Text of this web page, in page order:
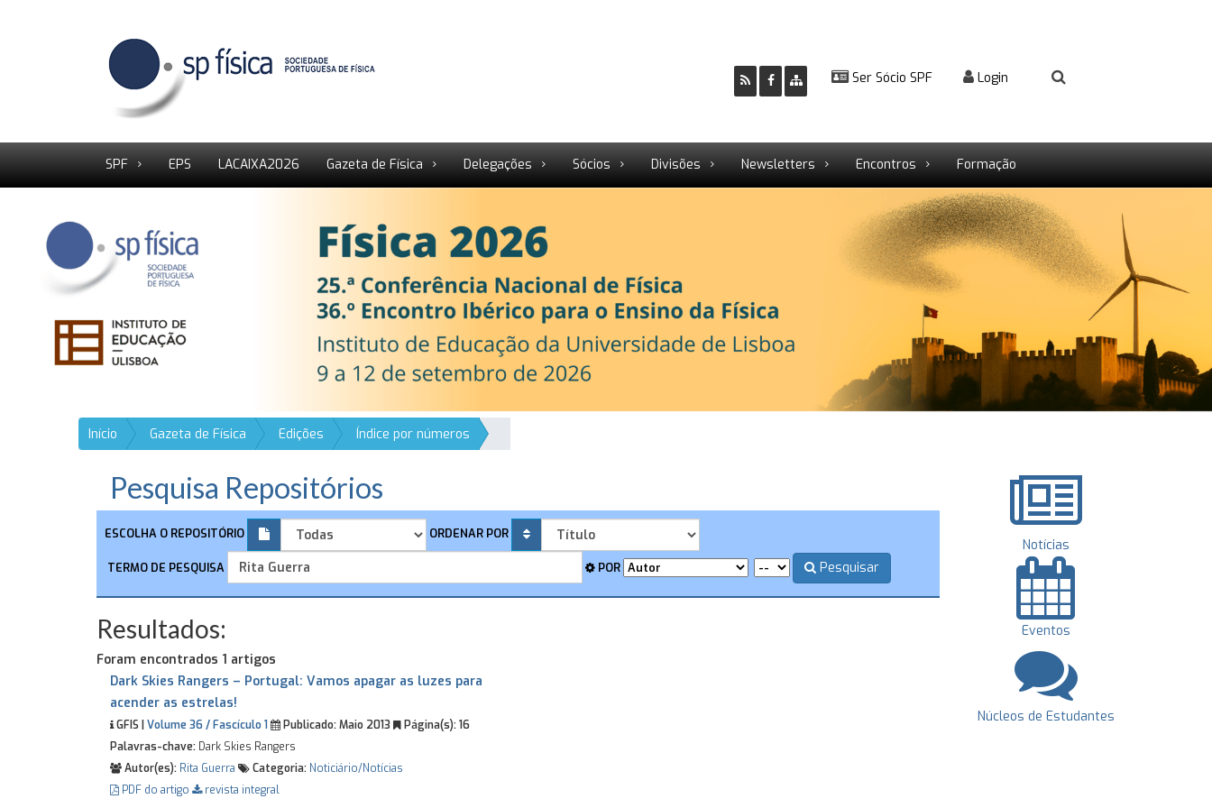
Ser Sócio SPF Login
SPF EPS LACAIXA2026 Gazeta de Física Delegações Sócios Divisões Newsletters Encontros Formação
Início Gazeta de Física Edições Índice por números
Pesquisa Repositórios
ESCOLHA O REPOSITÓRIO ORDENAR POR
TERMO DE PESQUISA POR Pesquisar
Resultados:
Foram encontrados 1 artigos
Dark Skies Rangers – Portugal: Vamos apagar as luzes para
acender as estrelas!
GFIS | Volume 36 / Fascículo 1 Publicado:Maio 2013 Página(s):16
Palavras-chave: Dark Skies Rangers
Autor(es): Rita Guerra Categoria: Noticiário/Notícias
PDF do artigo
revista integral
Notícias
Eventos
Núcleos de Estudantes